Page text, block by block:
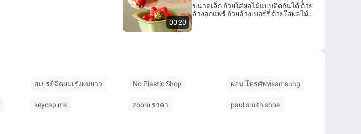
00:20
ขนาดเล็ก ถ้วยใส่ผลไม้แบบติดกันได้ ถ้วย
ล้างลูกแพร์ ถ้วยล้างเบอร์รี่ ถ้วยใส่ผลไม้
สเปรย์ฉีดผมเร่งผมยาว No Plastic Shop ผ่อน โทรศัพท์samsung
keycap mx zoom ราคา paul smith shoe